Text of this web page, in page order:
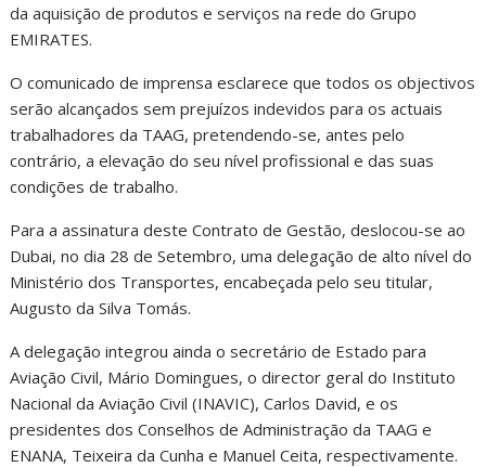
da aquisição de produtos e serviços na rede do Grupo
EMIRATES.
O comunicado de imprensa esclarece que todos os objectivos
serão alcançados sem prejuízos indevidos para os actuais
trabalhadores da TAAG, pretendendo-se, antes pelo
contrário, a elevação do seu nível profissional e das suas
condições de trabalho.
Para a assinatura deste Contrato de Gestão, deslocou-se ao
Dubai, no dia 28 de Setembro, uma delegação de alto nível do
Ministério dos Transportes, encabeçada pelo seu titular,
Augusto da Silva Tomás.
A delegação integrou ainda o secretário de Estado para
Aviação Civil, Mário Domingues, o director geral do Instituto
Nacional da Aviação Civil (INAVIC), Carlos David, e os
presidentes dos Conselhos de Administração da TAAG e
ENANA, Teixeira da Cunha e Manuel Ceita, respectivamente.